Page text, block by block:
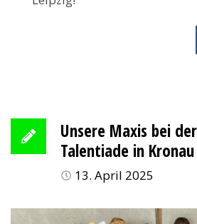
Unsere Maxis bei
Talentiade in Kronau
13. April 2025